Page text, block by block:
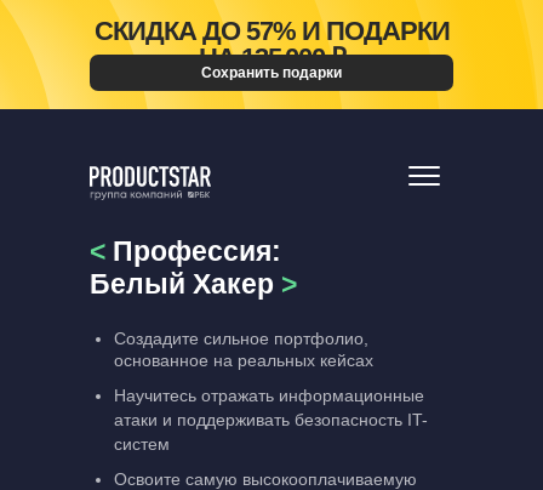
< Профессия:
Белый Хакер >
Освоите самую высокооплачиваемую
Создадите сильное портфолио,
основанное на реальных кейсах
Научитесь отражать информационные
атаки и поддерживать безопасность IT-
систем
СКИДКА ДО 57% И ПОДАРКИ
НА 135 000 ₽
Сохранить подарки